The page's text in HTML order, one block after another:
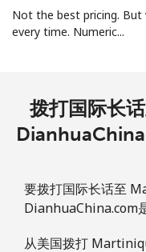
Not the best pricing. But
every time. Numeric...
拨打国际长
要拨打国际长话至
DianhuaChina.com
从美国拨打